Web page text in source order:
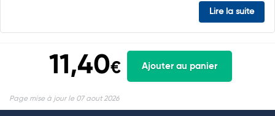
Lire la suite
11,40€ Ajouter au panier
Page mise à jour le 07 aout 2026